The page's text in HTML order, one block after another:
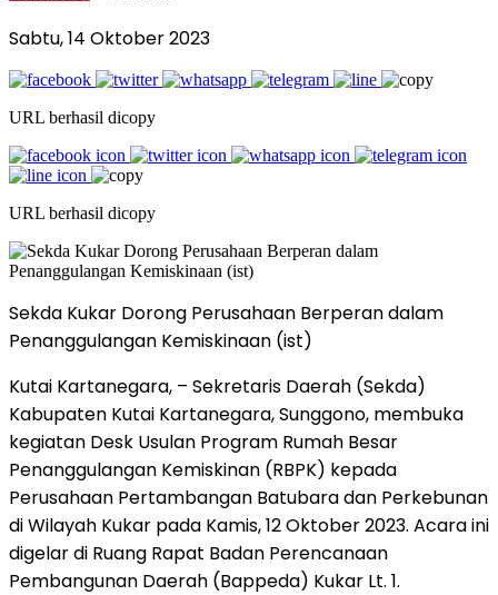
Sabtu, 14 Oktober 2023
URL berhasil dicopy
URL berhasil dicopy
Sekda Kukar Dorong Perusahaan Berperan dalam
Penanggulangan Kemiskinaan (ist)
Kutai Kartanegara, – Sekretaris Daerah (Sekda)
Kabupaten Kutai Kartanegara, Sunggono, membuka
kegiatan Desk Usulan Program Rumah Besar
Penanggulangan Kemiskinan (RBPK) kepada
Perusahaan Pertambangan Batubara dan Perkebunan
di Wilayah Kukar pada Kamis, 12 Oktober 2023. Acara ini
digelar di Ruang Rapat Badan Perencanaan
Pembangunan Daerah (Bappeda) Kukar Lt. 1.